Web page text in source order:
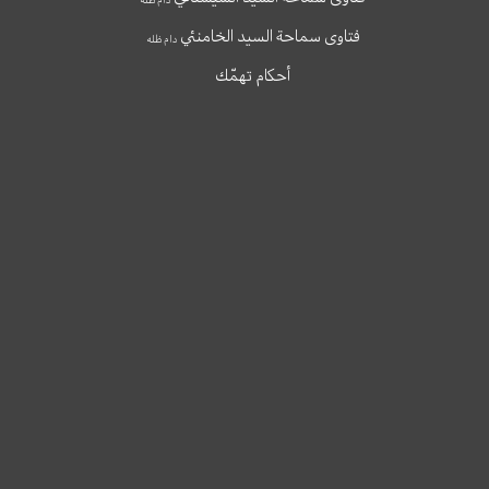
فتاوى سماحة السيد الخامنئيدام ظله
أحكام تهمّك